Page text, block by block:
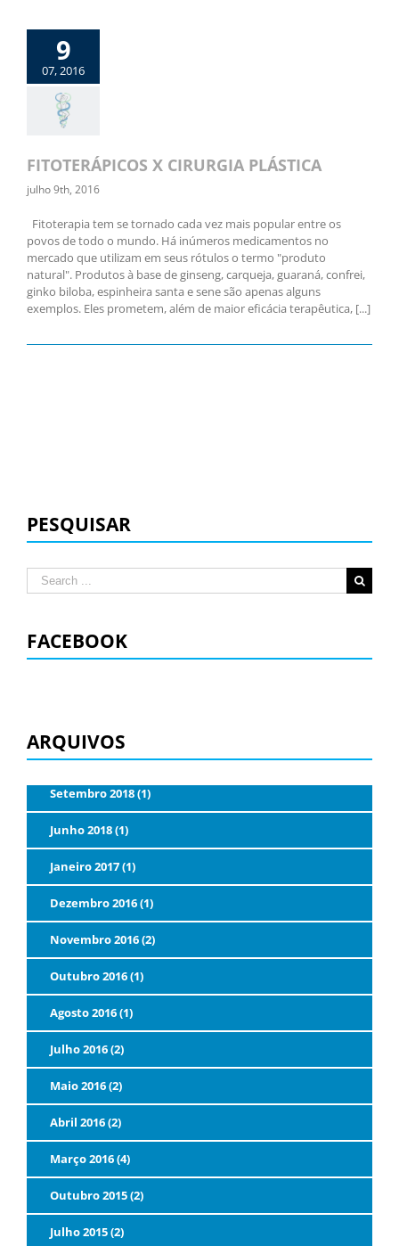
9
07, 2016
FITOTERÁPICOS X CIRURGIA PLÁSTICA
julho 9th, 2016
Fitoterapia tem se tornado cada vez mais popular entre os
povos de todo o mundo. Há inúmeros medicamentos no
mercado que utilizam em seus rótulos o termo "produto
natural". Produtos à base de ginseng, carqueja, guaraná, confrei,
ginko biloba, espinheira santa e sene são apenas alguns
exemplos. Eles prometem, além de maior eficácia terapêutica, [...]
PESQUISAR
Search
for:
FACEBOOK
ARQUIVOS
Setembro 2018 (1)
Junho 2018 (1)
Janeiro 2017 (1)
Dezembro 2016 (1)
Novembro 2016 (2)
Outubro 2016 (1)
Agosto 2016 (1)
Julho 2016 (2)
Maio 2016 (2)
Abril 2016 (2)
Março 2016 (4)
Outubro 2015 (2)
Julho 2015 (2)